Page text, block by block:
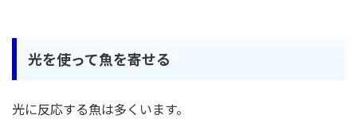
光を使って魚を寄せる
光に反応する魚は多くいます。